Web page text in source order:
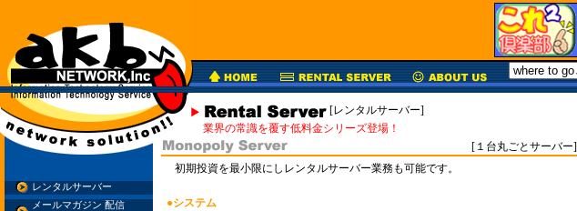
レンタルサーバー
メールマガジン 配信
[レンタルサーバー]
業界の常識を覆す低料金シリーズ登場！
[１台丸ごとサーバー]
初期投資を最小限にしレンタルサーバー業務も可能です。
●システム